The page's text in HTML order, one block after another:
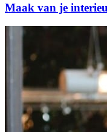
Maak van je